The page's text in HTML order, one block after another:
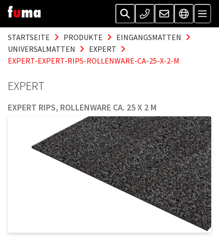
STARTSEITE PRODUKTE
EINGANGSMATTEN
UNIVERSALMATTEN
EXPERT
EXPERT-EXPERT-RIPS-ROLLENWARE-CA-25-X-2-M
EXPERT
EXPERT RIPS, ROLLENWARE CA. 25 X 2 M